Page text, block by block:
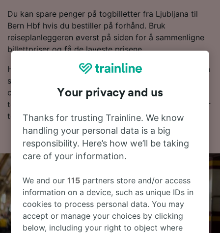
Du kan spare penger på togbilletter fra Ljubljana til
Bern Hbf hvis du bestiller på forhånd. Bruk
reiseplanleggeren øverst på siden for å sammenligne
billettpriser og få de laveste prisene.
Hvis du vil vite mer om reisen, kan du lese videre for å
se rutetabeller, tips om å finne billetter til en lav pris
og vanlige spørsmål, inkludert dagens første og siste
tog. Vil du gå rett til bestillingen? Start søket ditt etter
togbilletter hos oss i dag!
Your privacy and us
Thanks for trusting Trainline. We know
handling your personal data is a big
responsibility. Here’s how we’ll be taking
care of your information.
We and our115 partners store and/or access
information on a device, such as unique IDs in
cookies to process personal data. You may
accept or manage your choices by clicking
below, including your right to object where